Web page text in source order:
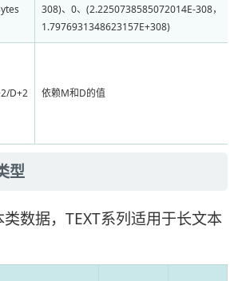
308)、0、(2.2250738585072014E-308，
1.7976931348623157E+308)
D+2 依赖M和D的值
型
数据，TEXT系列适用于长文本